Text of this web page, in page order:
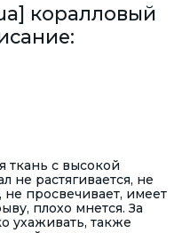
коралловый
ткань с высокой
не растягивается, не
просвечивает, имеет
плохо мнется. За
ухаживать, также